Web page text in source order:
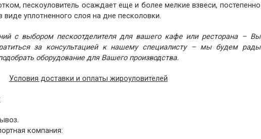
пескоуловитель осаждает еще и более мелкие взвеси, постепенно
уплотненного слоя на дне песколовки.
с выбором пескоотделителя для вашего кафе или ресторана – Вы
за консультацией к нашему специалисту – мы будем рады
оборудование для Вашего производства.
Условия доставки и оплаты жироуловителей
компания: